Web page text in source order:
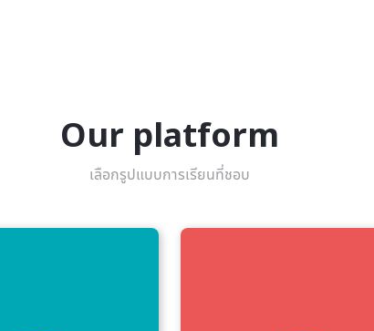
Our platform
เลือกรูปแบบการเรียนที่ชอบ